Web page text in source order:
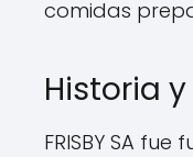
comidas
Historia
FRISBY SA